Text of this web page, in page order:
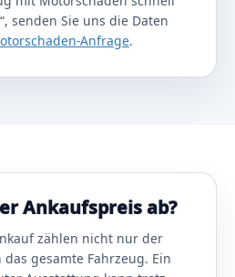
senden Sie uns die Daten
Anfrage.
Ankaufspreis ab?
zählen nicht nur der
gesamte Fahrzeug. Ein